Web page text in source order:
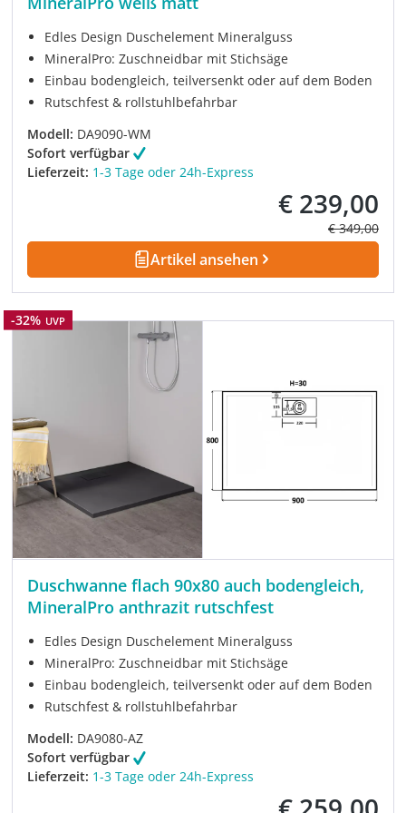
Edles Design Duschelement Mineralguss
MineralPro: Zuschneidbar mit Stichsäge
Einbau bodengleich, teilversenkt oder auf dem Boden
Rutschfest & rollstuhlbefahrbar
Modell: DA9090-WM
Sofort verfügbar
Lieferzeit: 1-3 Tage oder 24h-Express
Verkaufspreis:
€ 239,00
Regulärer
€ 349,00
Artikel ansehen
Rabatt
-32% UVP
Duschwanne flach 90x80 auch bodengleich,
MineralPro anthrazit rutschfest
Edles Design Duschelement Mineralguss
MineralPro: Zuschneidbar mit Stichsäge
Einbau bodengleich, teilversenkt oder auf dem Boden
Rutschfest & rollstuhlbefahrbar
Modell: DA9080-AZ
Sofort verfügbar
Lieferzeit: 1-3 Tage oder 24h-Express
Verkaufspreis: